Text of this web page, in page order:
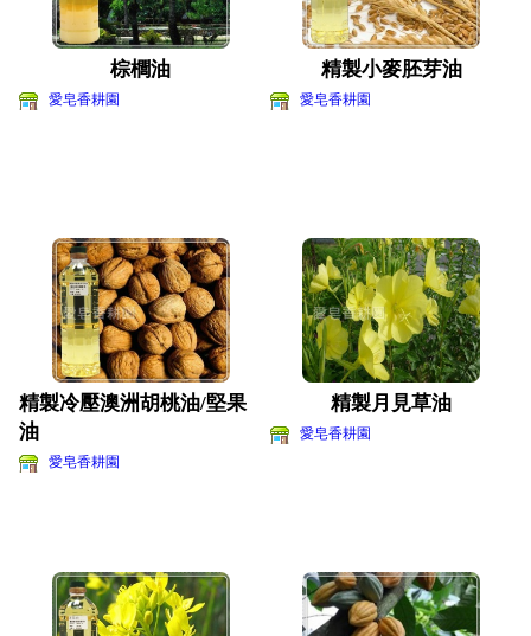
棕櫚油
愛皂香耕園
精製小麥胚芽油
愛皂香耕園
精製冷壓澳洲胡桃油/堅果
油
愛皂香耕園
精製月見草油
愛皂香耕園